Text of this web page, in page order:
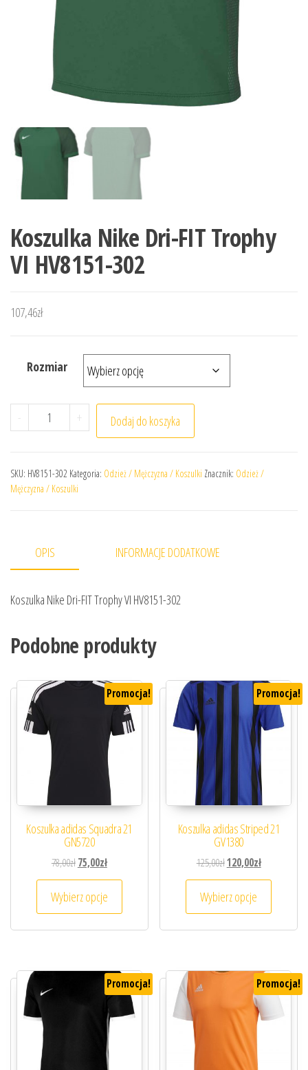
Koszulka Nike Dri-FIT Trophy
VI HV8151-302
107,46zł
Rozmiar
- ilość Koszulka Nike Dri-FIT Trophy VI HV8151-302
+ Dodaj do koszyka
SKU: HV8151-302 Kategoria: Odzież / Mężczyzna / Koszulki Znacznik: Odzież /
Mężczyzna / Koszulki
OPIS INFORMACJE DODATKOWE
Koszulka Nike Dri-FIT Trophy VI HV8151-302
Podobne produkty
Promocja!
Koszulka adidas Squadra 21
GN5720
78,00złPierwotna cena wynosiła: 78,00zł.
75,00złAktualna cena wynosi: 75,00zł.
Wybierz opcje
Ten produkt ma wiele wariantów. Opcje
Promocja!
Koszulka adidas Striped 21
GV1380
125,00złPierwotna cena
120,00złAktualna
Wybierz opcje
Ten
Promocja! Promocja!